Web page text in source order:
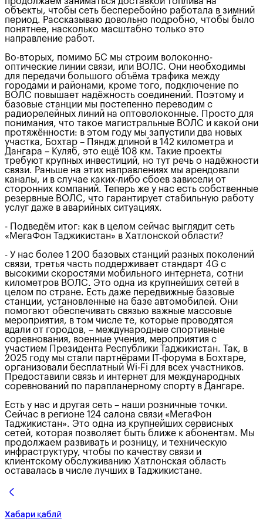
объекты, чтобы сеть бесперебойно работала в зимний
период. Рассказываю довольно подробно, чтобы было
понятнее, насколько масштабно только это
направление работ.
Во-вторых, помимо БС мы строим волоконно-
оптические линии связи, или ВОЛС. Они необходимы
для передачи большого объёма трафика между
городами и районами, кроме того, подключение по
ВОЛС повышает надёжность соединений. Поэтому и
базовые станции мы постепенно переводим с
радиорелейных линий на оптоволоконные. Просто для
понимания, что такое магистральные ВОЛС и какой они
протяжённости: в этом году мы запустили два новых
участка, Бохтар – Пяндж длиной в 142 километра и
Дангара – Куляб, это ещё 108 км. Такие проекты
требуют крупных инвестиций, но тут речь о надёжности
связи. Раньше на этих направлениях мы арендовали
каналы, и в случае каких-либо сбоев зависели от
сторонних компаний. Теперь же у нас есть собственные
резервные ВОЛС, что гарантирует стабильную работу
услуг даже в аварийных ситуациях.
- Подведём итог: как в целом сейчас выглядит сеть
«МегаФон Таджикистан» в Хатлонской области?
- У нас более 1 200 базовых станций разных поколений
связи, третья часть поддерживает стандарт 4G с
высокими скоростями мобильного интернета, сотни
километров ВОЛС. Это одна из крупнейших сетей в
целом по стране. Есть даже передвижные базовые
станции, установленные на базе автомобилей. Они
помогают обеспечивать связью важные массовые
мероприятия, в том числе те, которые проводятся
вдали от городов, – международные спортивные
соревнования, военные учения, мероприятия с
участием Президента Республики Таджикистан. Так, в
2025 году мы стали партнёрами IT-форума в Бохтаре,
организовали бесплатный Wi-Fi для всех участников.
Предоставили связь и интернет для международных
соревнований по парапланерному спорту в Дангаре.
Есть у нас и другая сеть – наши розничные точки.
Сейчас в регионе 124 салона связи «МегаФон
Таджикистан». Это одна из крупнейших сервисных
сетей, которая позволяет быть ближе к абонентам. Мы
продолжаем развивать и розницу, и техническую
инфраструктуру, чтобы по качеству связи и
клиентскому обслуживанию Хатлонская область
оставалась в числе лучших в Таджикистане.
Хабари қаблӣ